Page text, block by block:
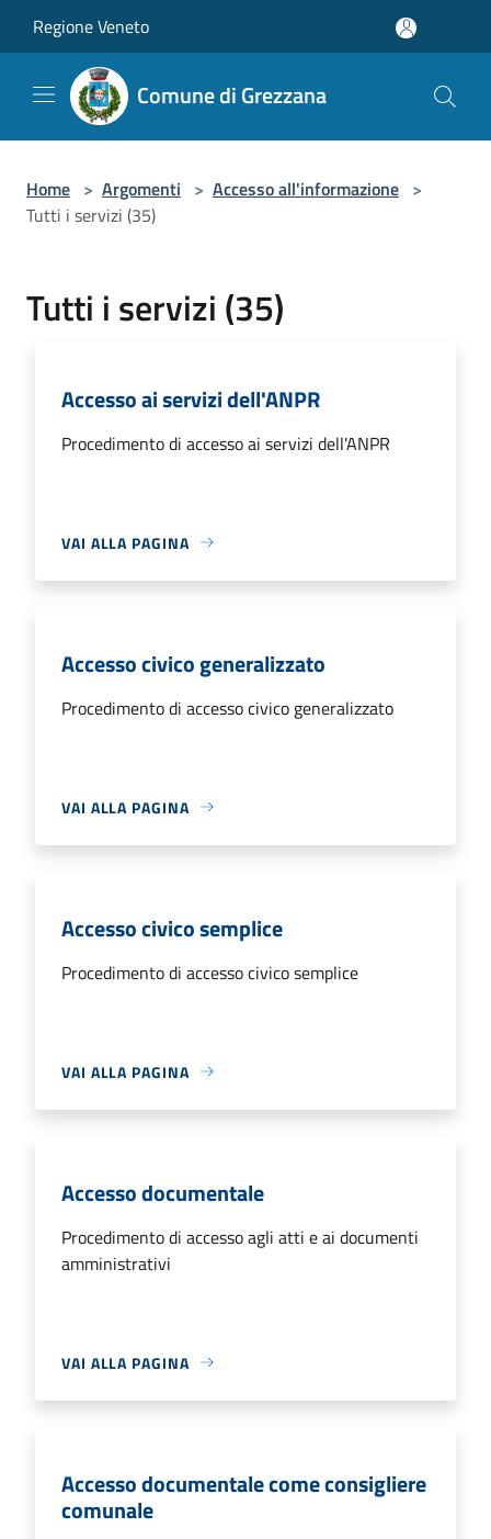
Regione Veneto
Comune di Grezzana
Home > Argomenti > Accesso all'informazione >
Tutti i servizi (35)
Tutti i servizi (35)
Accesso ai servizi dell'ANPR
Procedimento di accesso ai servizi dell'ANPR
VAI ALLA PAGINA
Accesso civico generalizzato
Procedimento di accesso civico generalizzato
VAI ALLA PAGINA
Accesso civico semplice
Procedimento di accesso civico semplice
VAI ALLA PAGINA
Accesso documentale
Procedimento di accesso agli atti e ai documenti
amministrativi
VAI ALLA PAGINA
Accesso documentale come consigliere
comunale